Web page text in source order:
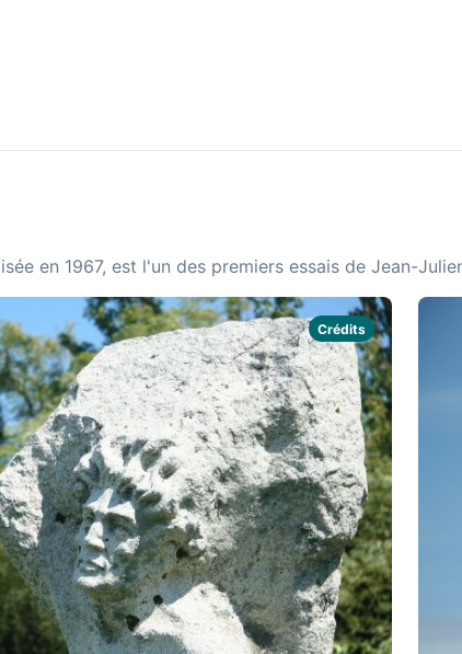
en 1967, est l'un des premiers essais de Jean-
Crédits